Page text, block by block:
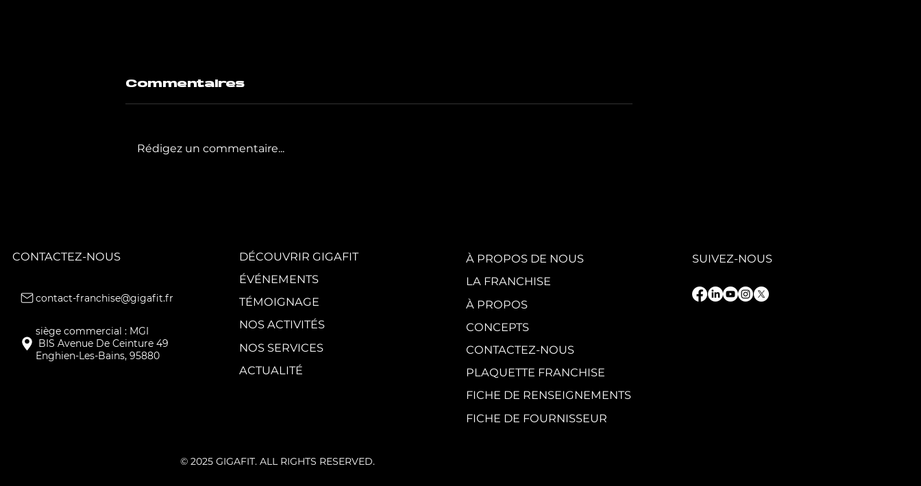
nouveaux clubs.
Commentaires
Rédigez un commentaire...
DÉCOUVRIR GIGAFIT
ÉVÉNEMENTS
TÉMOIGNAGE
NOS ACTIVITÉS
NOS SERVICES
ACTUALITÉ
CONTACTEZ-NOUS
contact-franchise@gigafit.fr
Enghien-Les-Bains, 95880
À PROPOS DE NOUS
LA FRANCHISE
À PROPOS
CONCEPTS
CONTACTEZ-NOUS
PLAQUETTE FRANCHISE
FICHE DE RENSEIGNEMENTS
FICHE DE FOURNISSEUR
SUIVEZ-NOUS
© 2025 GIGAFIT. ALL RIGHTS RESERVED.